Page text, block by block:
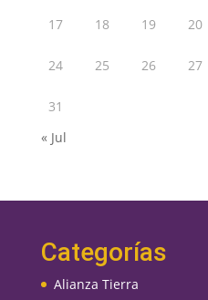
17 18 19 20
24 25 26 27
31
« Jul
Categorías
Alianza Tierra